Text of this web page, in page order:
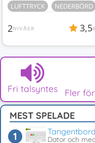
LUFTTRYCK NEDERBÖRD
2NIVÅER 3,5
Fri talsyntes Fler
MEST SPELADE
Dator och